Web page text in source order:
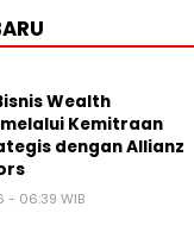
Wealth
Kemitraan
dengan Allianz
- 06:39 WIB